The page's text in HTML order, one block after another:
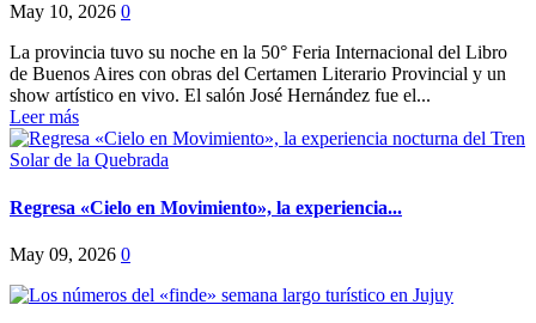
May 10, 2026 0
La provincia tuvo su noche en la 50° Feria Internacional del Libro
de Buenos Aires con obras del Certamen Literario Provincial y un
show artístico en vivo. El salón José Hernández fue el...
Leer más
Regresa «Cielo en Movimiento», la experiencia...
May 09, 2026 0